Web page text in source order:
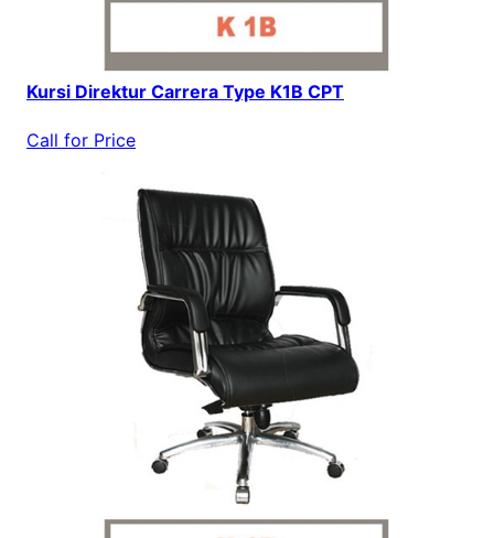
Kursi Direktur Carrera Type K1B CPT
Call for Price